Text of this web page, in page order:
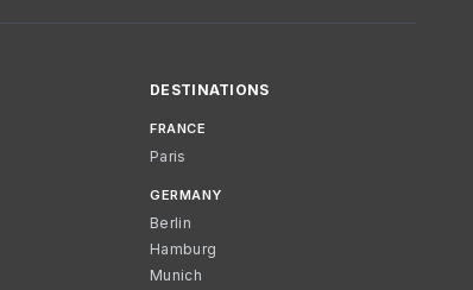
DESTINATIONS
FRANCE
Paris
GERMANY
Berlin
Hamburg
Munich